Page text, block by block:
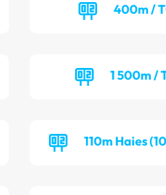
400m /
1 500m /
110m Haies